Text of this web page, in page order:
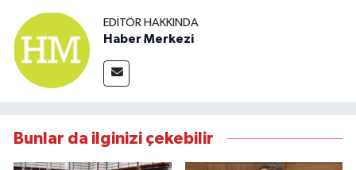
EDITÖR HAKKINDA
Haber Merkezi
Bunlar da ilginizi çekebilir